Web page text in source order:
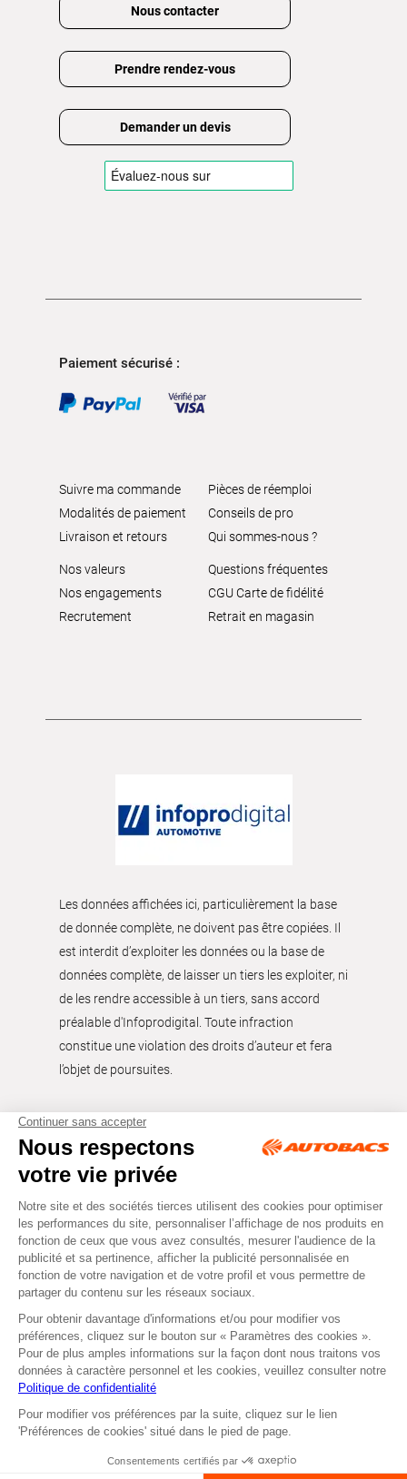
Retirer dans un Centre
Nous contacter
Prendre rendez-vous
Demander un devis
Paiement sécurisé :
Suivre ma commande
Modalités de paiement
Livraison et retours
Pièces de réemploi
Conseils de pro
Qui sommes-nous ?
Nos valeurs
Nos engagements
Recrutement
Questions fréquentes
CGU Carte de fidélité
Retrait en magasin
Les données affichées ici, particulièrement la base
de donnée complète, ne doivent pas être copiées. Il
est interdit d’exploiter les données ou la base de
données complète, de laisser un tiers les exploiter, ni
de les rendre accessible à un tiers, sans accord
préalable d'Infoprodigital. Toute infraction
constitue une violation des droits d’auteur et fera
l’objet de poursuites.
Tous droits réservés © Autobacs
Mentions légales RGPD
Cookies CGV
Facebook Instagram